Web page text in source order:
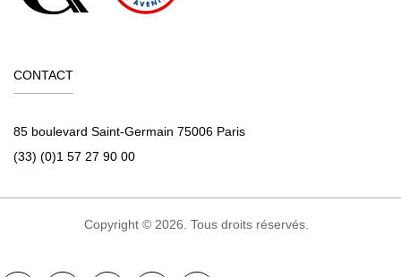
CONTACT
85 boulevard Saint-Germain 75006 Paris
(33) (0)1 57 27 90 00
Copyright © 2026. Tous droits réservés.